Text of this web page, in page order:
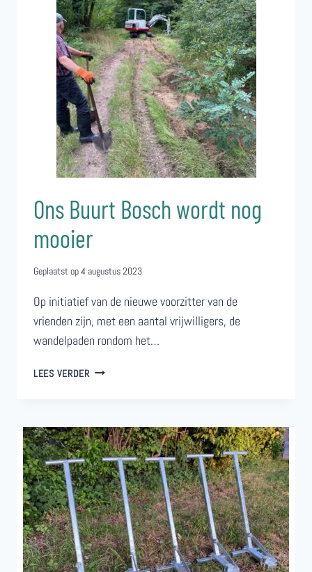
Ons Buurt Bosch wordt nog
mooier
Geplaatst op4 augustus 2023
Op initiatief van de nieuwe voorzitter van de
vrienden zijn, met een aantal vrijwilligers, de
wandelpaden rondom het…
LEES VERDERONS
NOG
MOOIER